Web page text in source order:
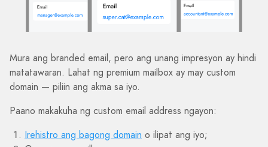
Mura ang branded email, pero ang unang impresyon ay hindi
matatawaran. Lahat ng premium mailbox ay may custom
domain — piliin ang akma sa iyo.
Paano makakuha ng custom email address ngayon:
Irehistro ang bagong domain o ilipat ang iyo;